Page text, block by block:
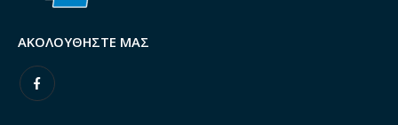
ΑΚΟΛΟΥΘΉΣΤΕ ΜΑΣ